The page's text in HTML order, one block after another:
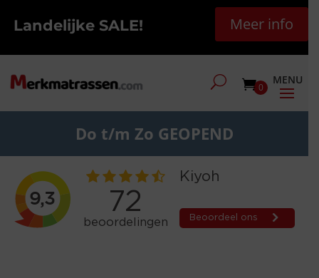
Landelijke SALE! Meer info
0
Do t/m Zo GEOPEND